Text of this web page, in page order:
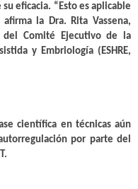
eficacia. “Esto es aplicable
la Dra. Rita Vassena,
del Comité Ejecutivo de la
y Embriología (ESHRE,
científica en técnicas aún
por parte del